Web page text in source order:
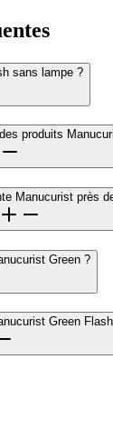
sans lampe ?
produits
Manucurist près
Green ?
Green